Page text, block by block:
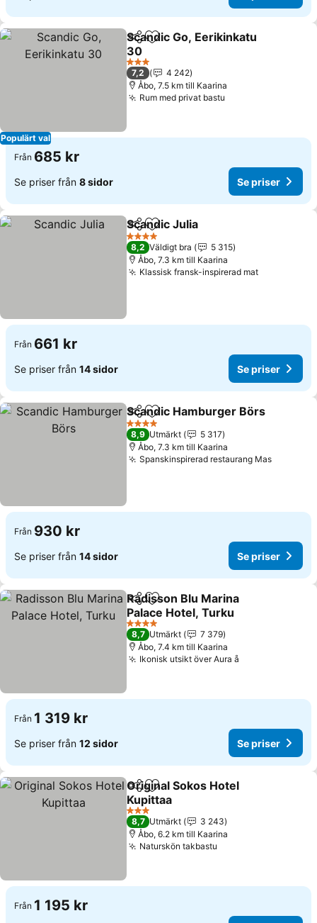
Populärt val
Dela Lägg till i Mina Favoriter
Scandic Go, Eerikinkatu
30
Se priser
3 Stjärnor
7,2
4 242
Åbo, 7.5 km till Kaarina
Rum med privat bastu
Från 685 kr
Se priser från 8 sidor Se priser
Dela Lägg till i Mina Favoriter
Scandic Julia
4 Stjärnor
8,2 Väldigt bra
5 315
Åbo, 7.3 km till Kaarina
Klassisk fransk-inspirerad matSe priser
Från 661 kr
Se priser från 14 sidor Se priser
Dela Lägg till i Mina Favoriter
Scandic Hamburger Börs
4 Stjärnor
8,9 Utmärkt
5 317
Åbo, 7.3 km till Kaarina
Spanskinspirerad restaurang MasSe
Från 930 kr
Se priser från 14 sidor Se priser
Dela Lägg till i Mina Favoriter
Radisson Blu Marina
Palace Hotel, Turku
Se priser
4 Stjärnor
8,7 Utmärkt
7 379
Åbo, 7.4 km till Kaarina
Ikonisk utsikt över Aura å
Från 1 319 kr
Se priser från 12 sidor Se priser
Dela Lägg till i Mina Favoriter
Original Sokos Hotel
Kupittaa
Se priser
3 Stjärnor
8,7 Utmärkt
3 243
Åbo, 6.2 km till Kaarina
Naturskön takbastu
Från 1 195 kr